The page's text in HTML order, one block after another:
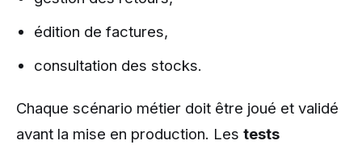
édition de factures,
consultation des stocks.
Chaque scénario métier doit être joué et validé
avant la mise en production. Les tests